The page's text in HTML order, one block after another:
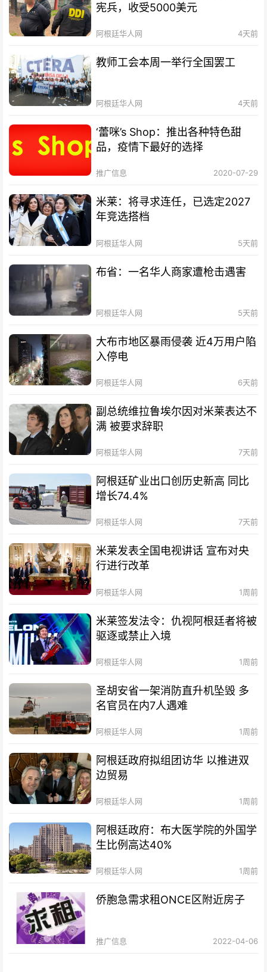
宪兵，收受5000美元
阿根廷华人网 4天前
教师工会本周一举行全国罢工
阿根廷华人网 4天前
‘蕾咪’s Shop：推出各种特色甜
品，疫情下最好的选择
推广信息 2020-07-29
米莱：将寻求连任，已选定2027
年竞选搭档
阿根廷华人网 5天前
布省：一名华人商家遭枪击遇害
阿根廷华人网 5天前
大布市地区暴雨侵袭 近4万用户陷
入停电
阿根廷华人网 6天前
副总统维拉鲁埃尔因对米莱表达不
满 被要求辞职
阿根廷华人网 7天前
阿根廷矿业出口创历史新高 同比
增长74.4%
阿根廷华人网 7天前
米莱发表全国电视讲话 宣布对央
行进行改革
阿根廷华人网 1周前
米莱签发法令：仇视阿根廷者将被
驱逐或禁止入境
阿根廷华人网 1周前
圣胡安省一架消防直升机坠毁 多
名官员在内7人遇难
阿根廷华人网 1周前
阿根廷政府拟组团访华 以推进双
边贸易
阿根廷华人网 1周前
阿根廷政府：布大医学院的外国学
生比例高达40%
阿根廷华人网 1周前
侨胞急需求租ONCE区附近房子
推广信息 2022-04-06